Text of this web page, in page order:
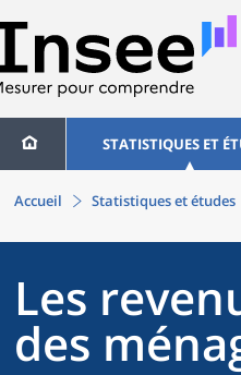
STATISTIQUES ET
Accueil Statistiques et études
Les
des